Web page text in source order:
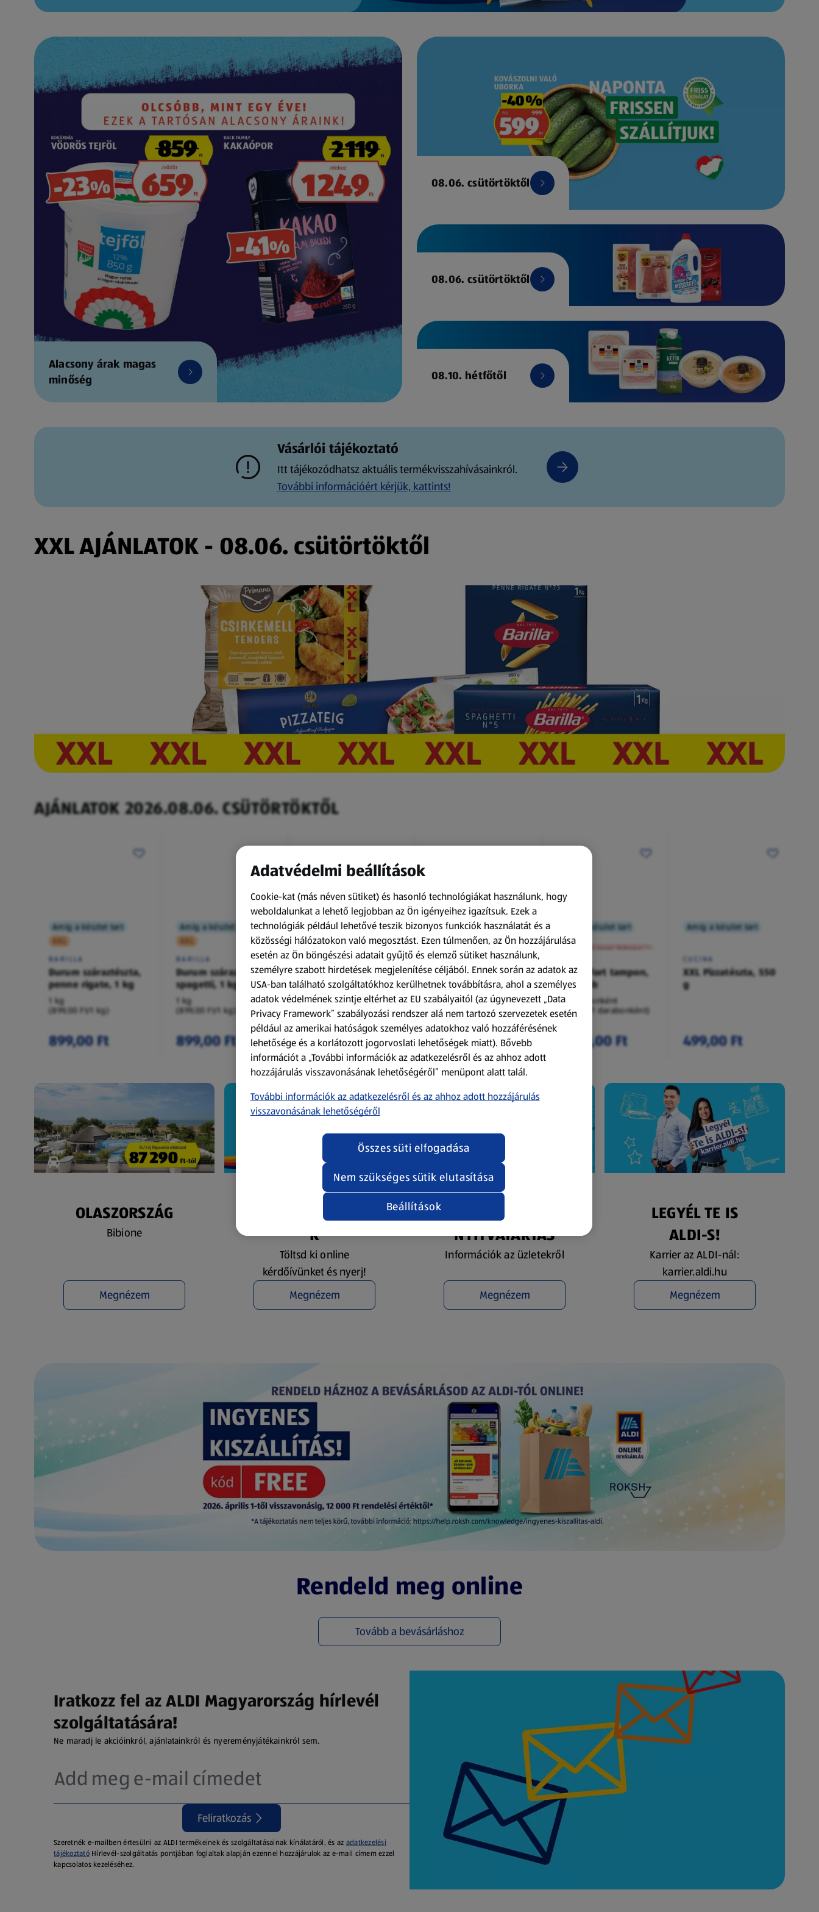
Alacsony árak magas
minőség
08.06. csütörtöktől
08.06. csütörtöktől
08.10. hétfőtől
Vásárlói tájékoztató
Itt tájékozódhatsz aktuális termékvisszahívásainkról.
További információért kérjük, kattints!
XXL AJÁNLATOK - 08.06. csütörtöktől
AJÁNLATOK 2026.08.06. CSÜTÖRTÖKTŐL
Amíg a készlet tart
XXL
BARILLA
Durum száraztészta,
penne rigate, 1 kg
1 kg
(899,00 Ft/1 kg)
899,00 Ft
Amíg a készlet tart
XXL
BARILLA
Durum száraztészta,
spagetti, 1 kg
1 kg
(899,00 Ft/1 kg)
899,00 Ft
Amíg a készlet tart
XXL
ACTIMEL
Actimel joghurtital, 8
palack
0,8 kg
(1 186,25 Ft/1 kg)
949,00 Ft
Amíg a készlet tart
XXL
O.B.
Procomfort tampon,
64 darab
64 darabonként
(59,36 Ft/1 darabonként)
3 799,00 Ft
Amíg a készlet tart
XXL
A termék nem érkezett meg!
Procomfort tampon,
54 darab
54 darabonként
(62,94 Ft/1 darabonként)
3 399,00 Ft
Amíg a készlet tart
CUCINA
XXL Pizzatészta, 550
g
499,00 Ft
OLASZORSZÁG
Bibione
Megnézem
NYEREMÉNYJÁTÉ
K
Töltsd ki online
kérdőívünket és nyerj!
Megnézem
ÜZLETKERESŐ ÉS
NYITVATARTÁS
Információk az üzletekről
Megnézem
LEGYÉL TE IS
ALDI-S!
Karrier az ALDI-nál:
karrier.aldi.hu
Megnézem
(új oldalon nyílik meg)
Rendeld meg online
Tovább a bevásárláshoz
(új oldalon nyílik meg)
Iratkozz fel az ALDI Magyarország hírlevél
szolgáltatására!
Ne maradj le akcióinkról, ajánlatainkról és nyereményjátékainkról sem.
Feliratkozás
Szeretnék e-mailben értesülni az ALDI termékeinek és szolgáltatásainak kínálatáról, és az adatkezelési
tájékoztatóHírlevél-szolgáltatás pontjában foglaltak alapján ezennel hozzájárulok az e-mail címem ezzel
kapcsolatos kezeléséhez.
Adatvédelmi beállítások
Cookie-kat (más néven sütiket) és hasonló technológiákat használunk, hogy
weboldalunkat a lehető legjobban az Ön igényeihez igazítsuk. Ezek a
technológiák például lehetővé teszik bizonyos funkciók használatát és a
közösségi hálózatokon való megosztást. Ezen túlmenően, az Ön hozzájárulása
esetén az Ön böngészési adatait gyűjtő és elemző sütiket használunk,
személyre szabott hirdetések megjelenítése céljából. Ennek során az adatok az
USA-ban található szolgáltatókhoz kerülhetnek továbbításra, ahol a személyes
adatok védelmének szintje eltérhet az EU szabályaitól (az úgynevezett „Data
Privacy Framework” szabályozási rendszer alá nem tartozó szervezetek esetén
például az amerikai hatóságok személyes adatokhoz való hozzáférésének
lehetősége és a korlátozott jogorvoslati lehetőségek miatt). Bővebb
információt a „További információk az adatkezelésről és az ahhoz adott
hozzájárulás visszavonásának lehetőségéről” menüpont alatt talál.
További információk az adatkezelésről és az ahhoz adott hozzájárulás
visszavonásának lehetőségéről
Beállítások
Nem szükséges sütik elutasítása
Összes süti elfogadása